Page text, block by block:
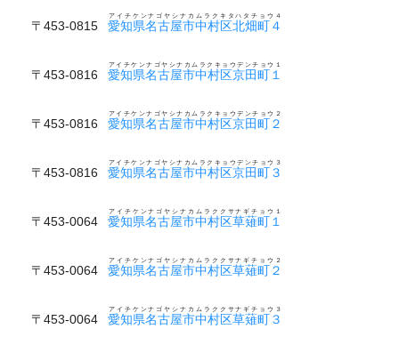
〒453-0815 愛知県名古屋市中村区北畑町４
アイチケンナゴヤシナカムラクキタハタチョウ４
〒453-0816 愛知県名古屋市中村区京田町１
アイチケンナゴヤシナカムラクキョウデンチョウ１
〒453-0816 愛知県名古屋市中村区京田町２
アイチケンナゴヤシナカムラクキョウデンチョウ２
〒453-0816 愛知県名古屋市中村区京田町３
アイチケンナゴヤシナカムラクキョウデンチョウ３
〒453-0064 愛知県名古屋市中村区草薙町１
アイチケンナゴヤシナカムラククサナギチョウ１
〒453-0064 愛知県名古屋市中村区草薙町２
アイチケンナゴヤシナカムラククサナギチョウ２
〒453-0064 愛知県名古屋市中村区草薙町３
アイチケンナゴヤシナカムラククサナギチョウ３